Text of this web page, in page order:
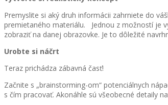
Premyslite si aký druh informácii zahrniete do
premietaného materiálu. Jednou z možností je
zobraziť na danej obrazovke. Je to dôležité
Urobte si náčrt
Teraz prichádza zábavná časť!
Začnite s „brainstorming-om“ potenciálnych
s čím pracovať. Akonáhle sú všeobecné detaily